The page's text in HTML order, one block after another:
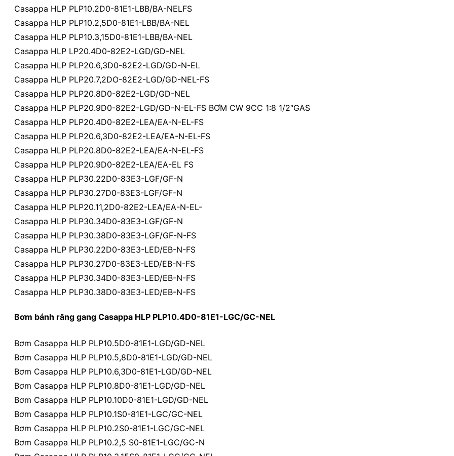
Casappa HLP PLP10.2D0-81E1-LBB/BA-NELFS
Casappa HLP PLP10.2,5D0-81E1-LBB/BA-NEL
Casappa HLP PLP10.3,15D0-81E1-LBB/BA-NEL
Casappa HLP LP20.4D0-82E2-LGD/GD-NEL
Casappa HLP PLP20.6,3D0-82E2-LGD/GD-N-EL
Casappa HLP PLP20.7,2DO-82E2-LGD/GD-NEL-FS
Casappa HLP PLP20.8D0-82E2-LGD/GD-NEL
Casappa HLP PLP20.9D0-82E2-LGD/GD-N-EL-FS BƠM CW 9CC 1:8 1/2″GAS
Casappa HLP PLP20.4D0-82E2-LEA/EA-N-EL-FS
Casappa HLP PLP20.6,3D0-82E2-LEA/EA-N-EL-FS
Casappa HLP PLP20.8D0-82E2-LEA/EA-N-EL-FS
Casappa HLP PLP20.9D0-82E2-LEA/EA-EL FS
Casappa HLP PLP30.22D0-83E3-LGF/GF-N
Casappa HLP PLP30.27D0-83E3-LGF/GF-N
Casappa HLP PLP20.11,2D0-82E2-LEA/EA-N-EL-
Casappa HLP PLP30.34D0-83E3-LGF/GF-N
Casappa HLP PLP30.38D0-83E3-LGF/GF-N-FS
Casappa HLP PLP30.22D0-83E3-LED/EB-N-FS
Casappa HLP PLP30.27D0-83E3-LED/EB-N-FS
Casappa HLP PLP30.34D0-83E3-LED/EB-N-FS
Casappa HLP PLP30.38D0-83E3-LED/EB-N-FS
Bơm bánh răng gang Casappa HLP PLP10.4D0-81E1-LGC/GC-NEL
Bơm Casappa HLP PLP10.5D0-81E1-LGD/GD-NEL
Bơm Casappa HLP PLP10.5,8D0-81E1-LGD/GD-NEL
Bơm Casappa HLP PLP10.6,3D0-81E1-LGD/GD-NEL
Bơm Casappa HLP PLP10.8D0-81E1-LGD/GD-NEL
Bơm Casappa HLP PLP10.10D0-81E1-LGD/GD-NEL
Bơm Casappa HLP PLP10.1S0-81E1-LGC/GC-NEL
Bơm Casappa HLP PLP10.2S0-81E1-LGC/GC-NEL
Bơm Casappa HLP PLP10.2,5 S0-81E1-LGC/GC-N